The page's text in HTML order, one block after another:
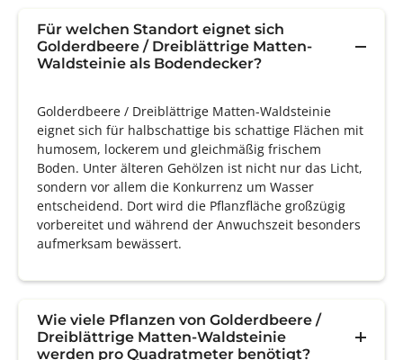
Für welchen Standort eignet sich
Golderdbeere / Dreiblättrige Matten-
Waldsteinie als Bodendecker?
Golderdbeere / Dreiblättrige Matten-Waldsteinie
eignet sich für halbschattige bis schattige Flächen mit
humosem, lockerem und gleichmäßig frischem
Boden. Unter älteren Gehölzen ist nicht nur das Licht,
sondern vor allem die Konkurrenz um Wasser
entscheidend. Dort wird die Pflanzfläche großzügig
vorbereitet und während der Anwuchszeit besonders
aufmerksam bewässert.
Wie viele Pflanzen von Golderdbeere /
Dreiblättrige Matten-Waldsteinie
werden pro Quadratmeter benötigt?